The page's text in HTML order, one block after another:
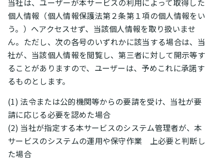
当社は、ユーザーが本サービスの利用によって取得した
個人情報（個人情報保護法第２条第１項の個人情報をい
う。）へアクセスせず、当該個人情報を取り扱いませ
ん。ただし、次の各号のいずれかに該当する場合は、当
社が、当該個人情報を閲覧し、第三者に対して開示等す
ることがありますので、ユーザーは、予めこれに承諾す
るものとします。
(1) 法令または公的機関等からの要請を受け、当社が要
請に応じる必要を認めた場合
(2) 当社が指定する本サービスのシステム管理者が、本
サービスのシステムの運用や保守作業 上必要と判断し
た場合